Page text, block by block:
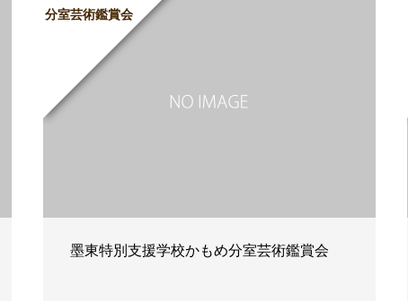
分室芸術鑑賞会
墨東特別支援学校かもめ分室芸術鑑賞会